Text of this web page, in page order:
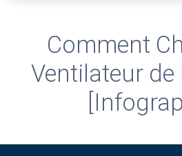
Comment
Ventilateur de